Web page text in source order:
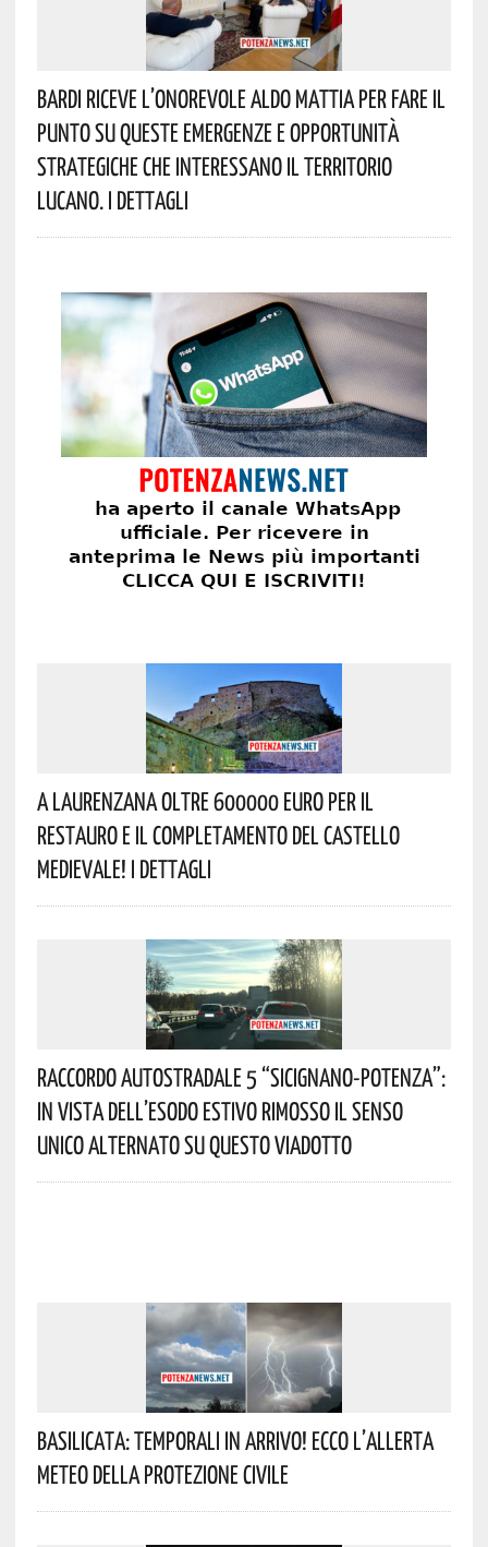
Bardi Riceve L’onorevole Aldo Mattia Per Fare Il
Punto Su Queste Emergenze E Opportunità
Strategiche Che Interessano Il Territorio
Lucano. I Dettagli
A Laurenzana Oltre 600000 Euro Per Il
Restauro E Il Completamento Del Castello
Medievale! I Dettagli
Raccordo Autostradale 5 “Sicignano-Potenza”:
In Vista Dell’esodo Estivo Rimosso Il Senso
Unico Alternato Su Questo Viadotto
Basilicata: Temporali In Arrivo! Ecco L’allerta
Meteo Della Protezione Civile